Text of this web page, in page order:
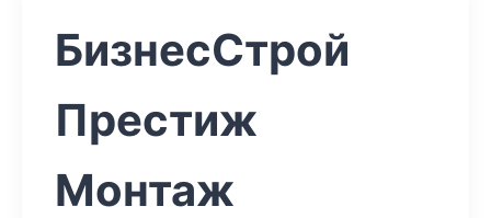
БизнесСтрой
Престиж
Монтаж